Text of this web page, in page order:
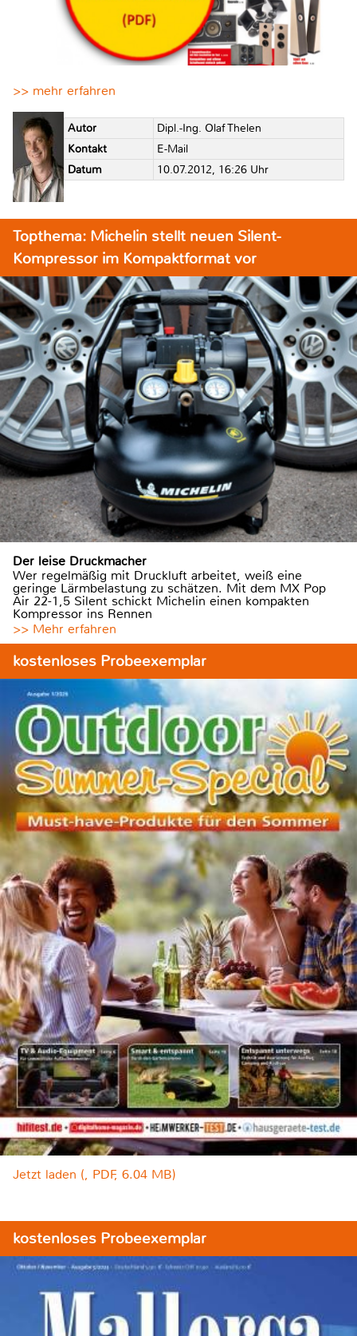
>> mehr erfahren
Autor
Dipl.-Ing. Olaf Thelen
Kontakt
E-Mail
Datum
10.07.2012, 16:26 Uhr
Topthema: Michelin stellt neuen Silent-
Kompressor im Kompaktformat vor
Der leise Druckmacher
Wer regelmäßig mit Druckluft arbeitet, weiß eine
geringe Lärmbelastung zu schätzen. Mit dem MX Pop
Air 22-1,5 Silent schickt Michelin einen kompakten
Kompressor ins Rennen
>> Mehr erfahren
kostenloses Probeexemplar
Jetzt laden (, PDF, 6.04 MB)
kostenloses Probeexemplar